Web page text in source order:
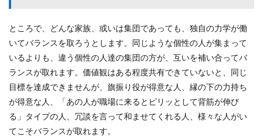
ところで、どんな家族、或いは集団であっても、独自の力学が働
いてバランスを取ろうとします。同じような個性の人が集まって
いるよりも、違う個性の人達の集団の方が、互いを補い合ってバ
ランスが取れます。価値観はある程度共有できていないと、同じ
目標を達成できませんが、旗振り役が得意な人、縁の下の力持ち
が得意な人、「あの人が職場に来るとピリッとして背筋が伸び
る」タイプの人、冗談を言って和ませてくれる人、様々な人がい
てこそバランスが取れます。